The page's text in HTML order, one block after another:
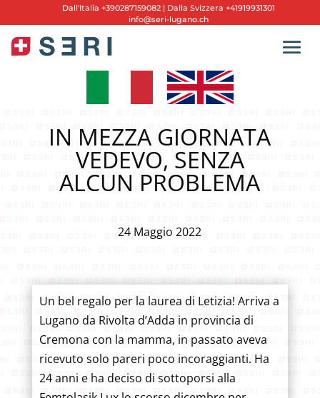
Dall'Italia +390287159082 | Dalla Svizzera +41919931301
info@seri-lugano.ch
IN MEZZA GIORNATA
VEDEVO, SENZA
ALCUN PROBLEMA
24 Maggio 2022
Un bel regalo per la laurea di Letizia! Arriva a
Lugano da Rivolta d’Adda in provincia di
Cremona con la mamma, in passato aveva
ricevuto solo pareri poco incoraggianti. Ha
24 anni e ha deciso di sottoporsi alla